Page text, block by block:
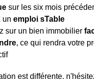
sur les six mois
un emploi sTable
sur un bien immobilier
, ce qui rendra votre
est différente,